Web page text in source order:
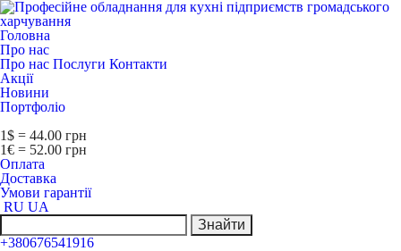
Головна
Про нас
Про нас Послуги Контакти
Акції
Новини
Портфоліо
1$ = 44.00 грн
1€ = 52.00 грн
Оплата
Доставка
Умови гарантії
RU UA
Знайти
+380676541916